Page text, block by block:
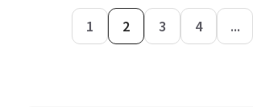
1 2 3 4 ...